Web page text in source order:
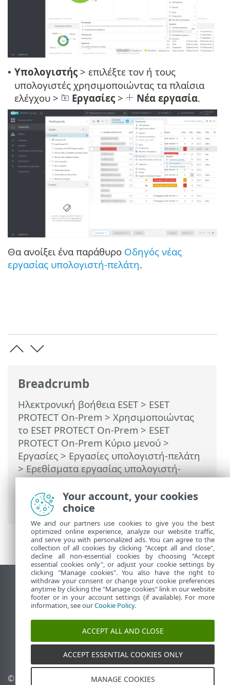
Breadcrumb
Ηλεκτρονική βοήθεια ESET> ESET
PROTECT On-Prem > Χρησιμοποιώντας
το ESET PROTECT On-Prem > ESET
PROTECT On-Prem Κύριο μενού >
Εργασίες > Εργασίες υπολογιστή-πελάτη
> Ερεθίσματα εργασίας υπολογιστή-
πελάτη> Αντιστοίχιση εργασίας
υπολογιστή-πελάτη σε μια ομάδα ή σε
υπολογιστές
• Υπολογιστής > επιλέξτε τον ή τους
υπολογιστές χρησιμοποιώντας τα πλαίσια
ελέγχου >
Εργασίες > Νέα εργασία.
Θα ανοίξει ένα παράθυρο Οδηγός νέας
εργασίας υπολογιστή-πελάτη.
Προβολή ιστότοπου επιφάνειας εργασίας
End of Life
Γνωσιακή βάση ESET
Ομάδα συζήτησης ESET
ESET Status Portal
Τοπική υποστήριξη
© 1992 - 2026 ESET, spol. s
Διαχείριση cookies
Your account, your cookies
choice
We and our partners use cookies to give you the best
optimized online experience, analyze our website traffic,
and serve you with personalized ads. You can agree to the
collection of all cookies by clicking "Accept all and close",
decline all non-essential cookies by choosing "Accept
essential cookies only", or adjust your cookie settings by
clicking "Manage cookies". You also have the right to
withdraw your consent or change your cookie preferences
anytime by clicking the "Manage cookies" link in our website
footer or in your account settings (if available). For more
information, see ourCookie Policy.
ACCEPT ALL AND CLOSE
ACCEPT ESSENTIAL COOKIES ONLY
MANAGE COOKIES